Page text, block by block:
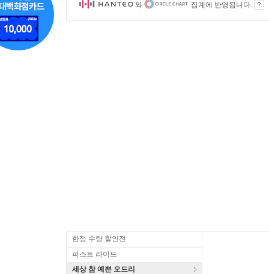
와
집계에 반영됩니다.
한정 수량 할인전
퍼스트 라이드
세상 참 예쁜 오드리